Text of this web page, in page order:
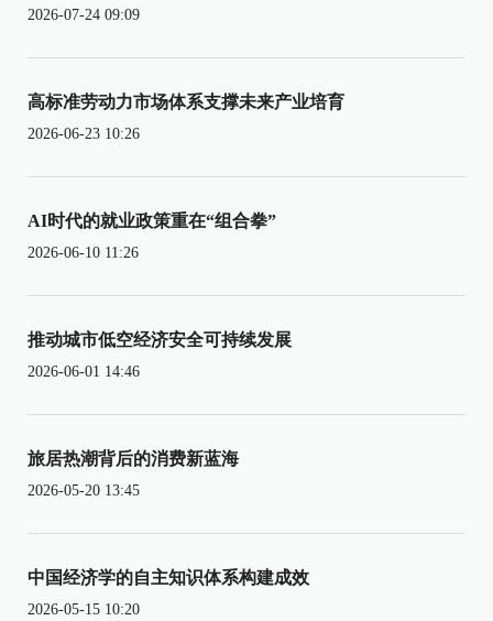
2026-07-24 09:09
高标准劳动力市场体系支撑未来产业培育
2026-06-23 10:26
AI时代的就业政策重在“组合拳”
2026-06-10 11:26
推动城市低空经济安全可持续发展
2026-06-01 14:46
旅居热潮背后的消费新蓝海
2026-05-20 13:45
中国经济学的自主知识体系构建成效
2026-05-15 10:20